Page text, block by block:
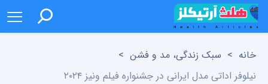
خانه > سبک زندگی، مد و فشن >
نیلوفر اداتی مدل ایرانی در جشنواره فیلم ونیز ۲۰۲۴